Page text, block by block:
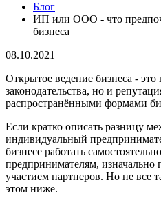
Блог
ИП или ООО - что
бизнеса
08.10.2021
Открытое ведение бизнеса - это
законодательства, но и
распространёнными формами
Если кратко описать разницу
индивидуальный
бизнесе работать
предпринимателям,
участием партнеров. Но не все
этом ниже.